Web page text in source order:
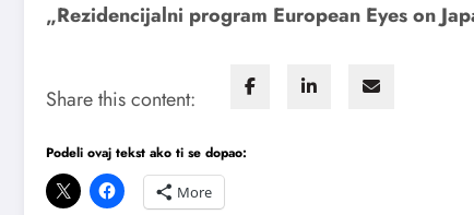
„Rezidencijalni program European Eyes on
Share this content:
Podeli ovaj tekst ako ti se dopao:
More